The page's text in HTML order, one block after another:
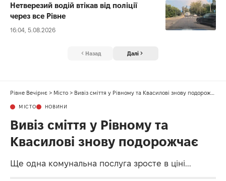
Нетверезий водій втікав від поліції
через все Рівне
16:04, 5.08.2026
Назад Далі
Рівне Вечірнє > Місто > Вивіз сміття у Рівному та Квасилові знову подорожчає
МІСТО НОВИНИ
Вивіз сміття у Рівному та
Квасилові знову подорожчає
Ще одна комунальна послуга зросте в ціні...